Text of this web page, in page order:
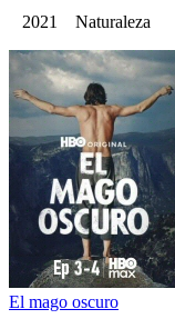
2021 Naturaleza
El mago oscuro